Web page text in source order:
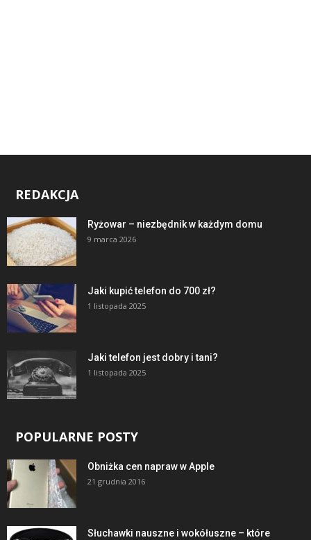
REDAKCJA
Ryżowar – niezbędnik w każdym domu
9 marca 2026
Jaki kupić telefon do 700 zł?
1 listopada 2025
Jaki telefon jest dobry i tani?
1 listopada 2025
POPULARNE POSTY
Obniżka cen napraw w Apple
21 grudnia 2016
Słuchawki nauszne i wokółuszne – które